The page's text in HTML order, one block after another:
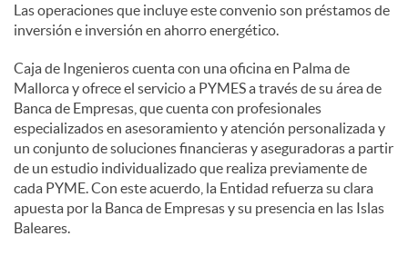
Las operaciones que incluye este convenio son préstamos de
inversión e inversión en ahorro energético.
Caja de Ingenieros cuenta con una oficina en Palma de
Mallorca y ofrece el servicio a PYMES a través de su área de
Banca de Empresas, que cuenta con profesionales
especializados en asesoramiento y atención personalizada y
un conjunto de soluciones financieras y aseguradoras a partir
de un estudio individualizado que realiza previamente de
cada PYME. Con este acuerdo, la Entidad refuerza su clara
apuesta por la Banca de Empresas y su presencia en las Islas
Baleares.